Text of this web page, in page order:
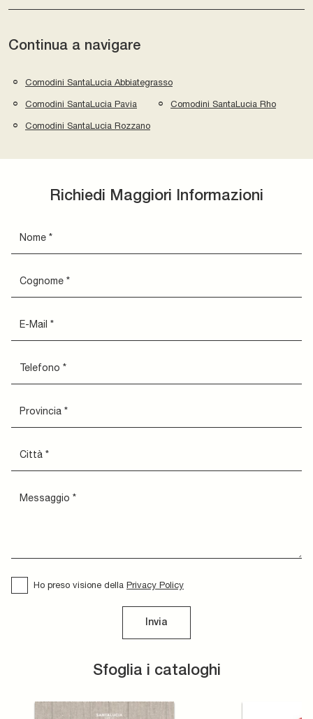
Continua a navigare
Comodini SantaLucia Abbiategrasso
Comodini SantaLucia Pavia Comodini SantaLucia Rho
Comodini SantaLucia Rozzano
Sfoglia i cataloghi
Richiedi Maggiori Informazioni
Ho preso visione della Privacy Policy
Invia